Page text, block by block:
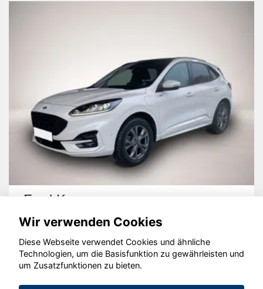
Ford Kuga
© konjunkturmotor.de GmbH 2020 - 2026
Wir verwenden Cookies
Diese Webseite verwendet Cookies und ähnliche
Technologien, um die Basisfunktion zu gewährleisten und
um Zusatzfunktionen zu bieten.